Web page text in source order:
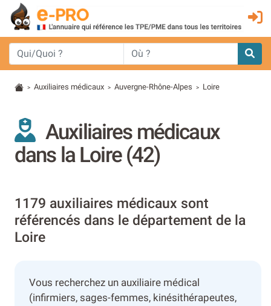
> Auxiliaires médicaux > Auvergne-Rhône-Alpes > Loire
Auxiliaires médicaux
dans la Loire (42)
1179 auxiliaires médicaux sont
référencés dans le département de la
Loire
Vous recherchez un auxiliaire médical
(infirmiers, sages-femmes, kinésithérapeutes,